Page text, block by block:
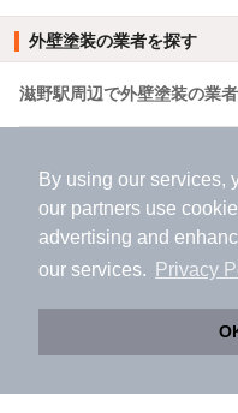
By using our services,
our partners use
advertising and
our services.
Privacy
アプリに切り替え
会員登録なしですぐ
外壁塗装の業者を探す
滋野駅周辺で外壁塗装の業
長野県で外壁塗装の業者を探
おうち時間を豊かにするヒ
ニフティ
担当者が推